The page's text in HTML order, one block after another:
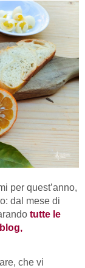
per quest’anno,
dal mese di
tutte le
che vi